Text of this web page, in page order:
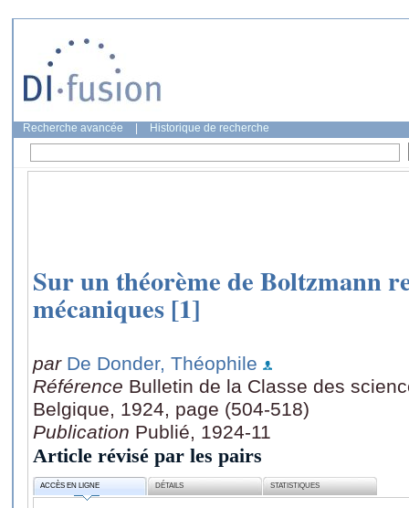
Recherche avancée Historique de recherche
Sur un théorème de Boltzmann
mécaniques [1]
par De Donder, Théophile
Référence Bulletin de la Classe des
Belgique, 1924, page (504-518)
Publication Publié, 1924-11
Article révisé par les pairs
ACCÈS EN LIGNE DÉTAILS STATISTIQUES